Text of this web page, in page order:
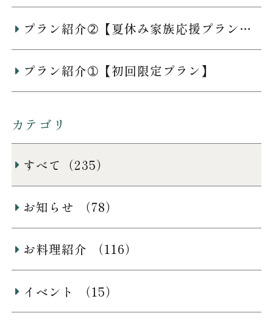
プラン紹介➁【夏休み家族応援プラン】
プラン紹介➀【初回限定プラン】
カテゴリ
すべて（235）
お知らせ （78）
お料理紹介 （116）
イベント （15）